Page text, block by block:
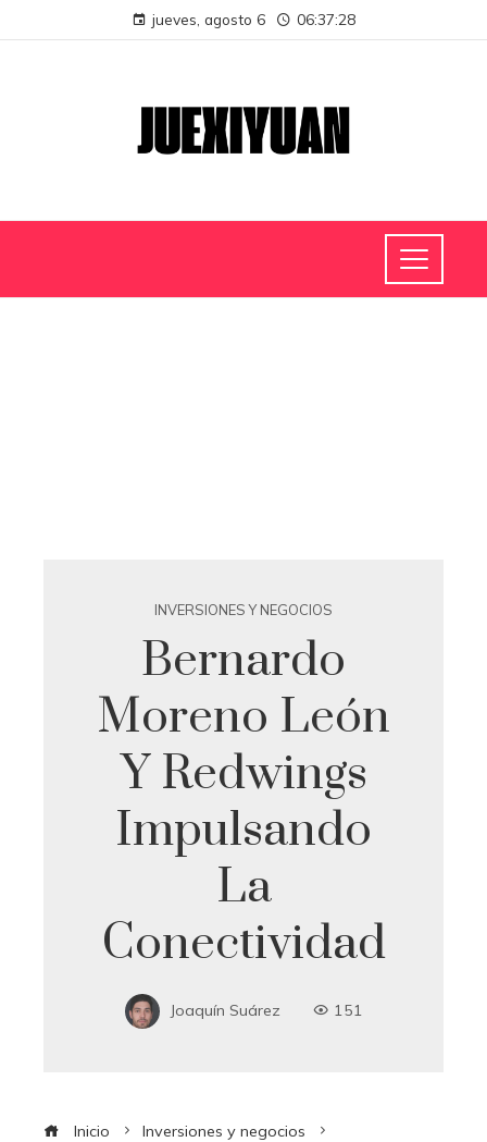
jueves, agosto 6 06:37:28
INVERSIONES Y NEGOCIOS
Bernardo
Moreno León
Y Redwings
Impulsando
La
Conectividad
Joaquín Suárez 151
Inicio
Inversiones y negocios